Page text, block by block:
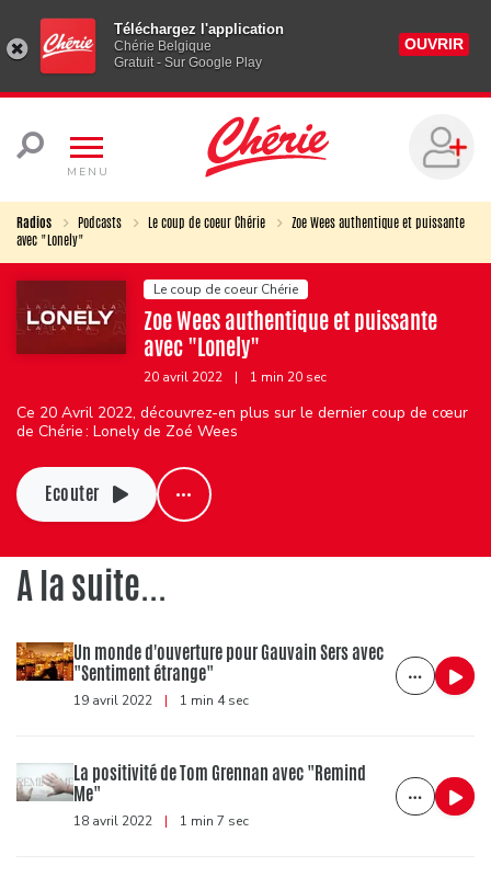
Téléchargez l'application
Chérie Belgique
Gratuit - Sur Google Play
OUVRIR
MENU
Radios Podcasts Le coup de coeur Chérie
Zoe Wees authentique et puissante
avec "Lonely"
Le coup de coeur Chérie
Zoe Wees authentique et puissante
avec "Lonely"
20 avril 2022 | 1 min 20 sec
Ce 20 Avril 2022, découvrez-en plus sur le dernier coup de cœur
de Chérie : Lonely de Zoé Wees
Ecouter
A la suite...
Un monde d'ouverture pour Gauvain Sers avec
"Sentiment étrange"
19 avril 2022 | 1 min 4 sec
La positivité de Tom Grennan avec "Remind
Me"
18 avril 2022 | 1 min 7 sec